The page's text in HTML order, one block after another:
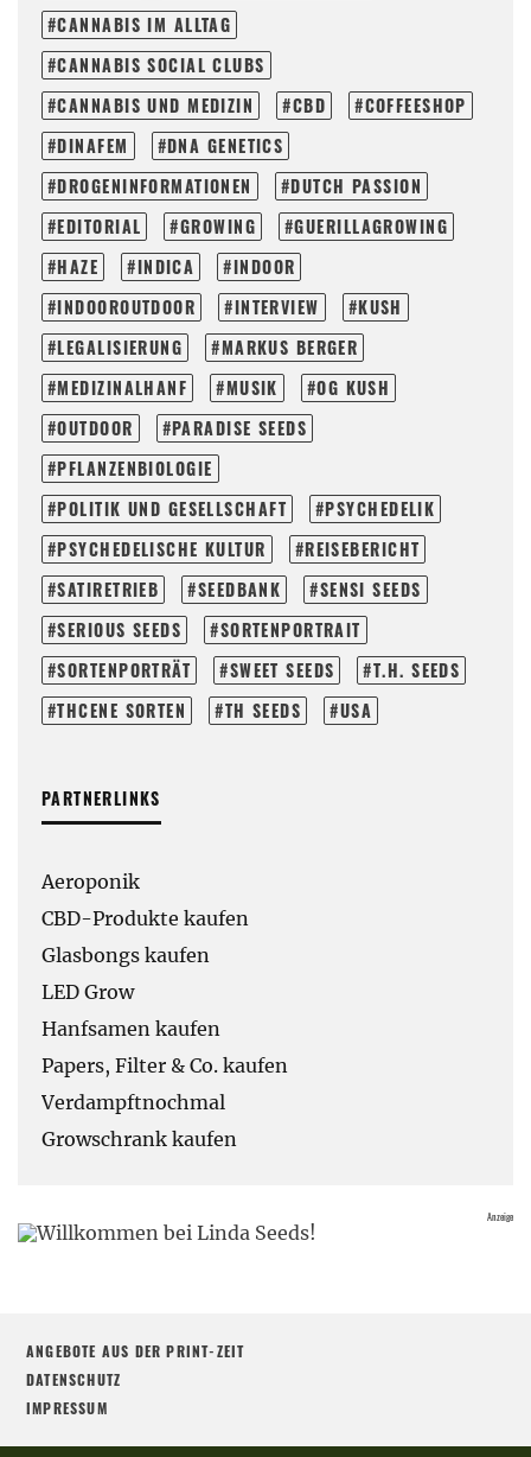
CANNABIS IM ALLTAG
CANNABIS SOCIAL CLUBS
CANNABIS UND MEDIZIN
CBD
COFFEESHOP
DINAFEM
DNA GENETICS
DROGENINFORMATIONEN
DUTCH PASSION
EDITORIAL
GROWING
GUERILLAGROWING
HAZE
INDICA
INDOOR
INDOOROUTDOOR
INTERVIEW
KUSH
LEGALISIERUNG
MARKUS BERGER
MEDIZINALHANF
MUSIK
OG KUSH
OUTDOOR
PARADISE SEEDS
PFLANZENBIOLOGIE
POLITIK UND GESELLSCHAFT
PSYCHEDELIK
PSYCHEDELISCHE KULTUR
REISEBERICHT
SATIRETRIEB
SEEDBANK
SENSI SEEDS
SERIOUS SEEDS
SORTENPORTRAIT
SORTENPORTRÄT
SWEET SEEDS
T.H. SEEDS
THCENE SORTEN
TH SEEDS USA
PARTNERLINKS
Aeroponik
CBD-Produkte kaufen
Glasbongs kaufen
LED Grow
Hanfsamen kaufen
Papers, Filter & Co. kaufen
Verdampftnochmal
Growschrank kaufen
ANGEBOTE AUS DER PRINT-ZEIT
DATENSCHUTZ
IMPRESSUM